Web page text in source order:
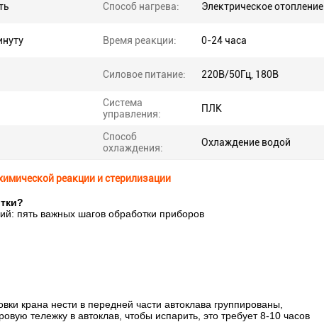
Способ нагрева: Электрическое отопление
Время реакции: 0-24 часа
Силовое питание: 220В/50Гц, 180В
Система
управления:
ПЛК
Способ
охлаждения:
Охлаждение водой
реакции и стерилизации
пять важных шагов обработки приборов
крана нести в передней части автоклава группированы,
тележку в автоклав, чтобы испарить, это требует 8-10 часов